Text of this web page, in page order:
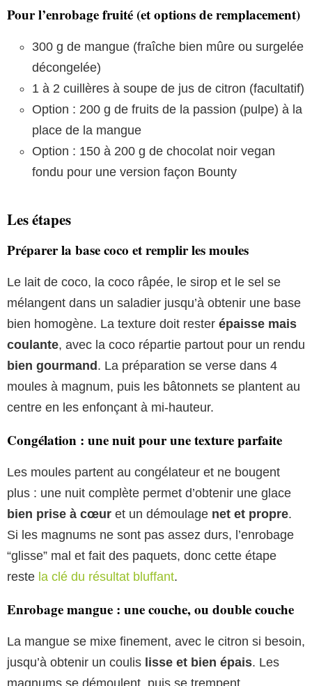
Pour l’enrobage fruité (et options de remplacement)
300 g de mangue (fraîche bien mûre ou surgelée
décongelée)
1 à 2 cuillères à soupe de jus de citron (facultatif)
Option : 200 g de fruits de la passion (pulpe) à la
place de la mangue
Option : 150 à 200 g de chocolat noir vegan
fondu pour une version façon Bounty
Les étapes
Préparer la base coco et remplir les moules
Le lait de coco, la coco râpée, le sirop et le sel se
mélangent dans un saladier jusqu’à obtenir une base
bien homogène. La texture doit rester épaisse mais
coulante, avec la coco répartie partout pour un rendu
bien gourmand. La préparation se verse dans 4
moules à magnum, puis les bâtonnets se plantent au
centre en les enfonçant à mi-hauteur.
Congélation : une nuit pour une texture parfaite
Les moules partent au congélateur et ne bougent
plus : une nuit complète permet d’obtenir une glace
bien prise à cœur et un démoulage net et propre.
Si les magnums ne sont pas assez durs, l’enrobage
“glisse” mal et fait des paquets, donc cette étape
reste la clé du résultat bluffant.
Enrobage mangue : une couche, ou double couche
La mangue se mixe finement, avec le citron si besoin,
jusqu’à obtenir un coulis lisse et bien épais. Les
magnums se démoulent, puis se trempent